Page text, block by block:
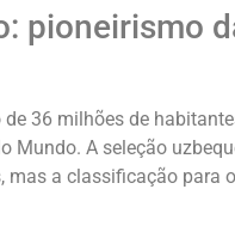
pioneirismo
36 milhões de
Mundo. A seleção
mas a classificação para